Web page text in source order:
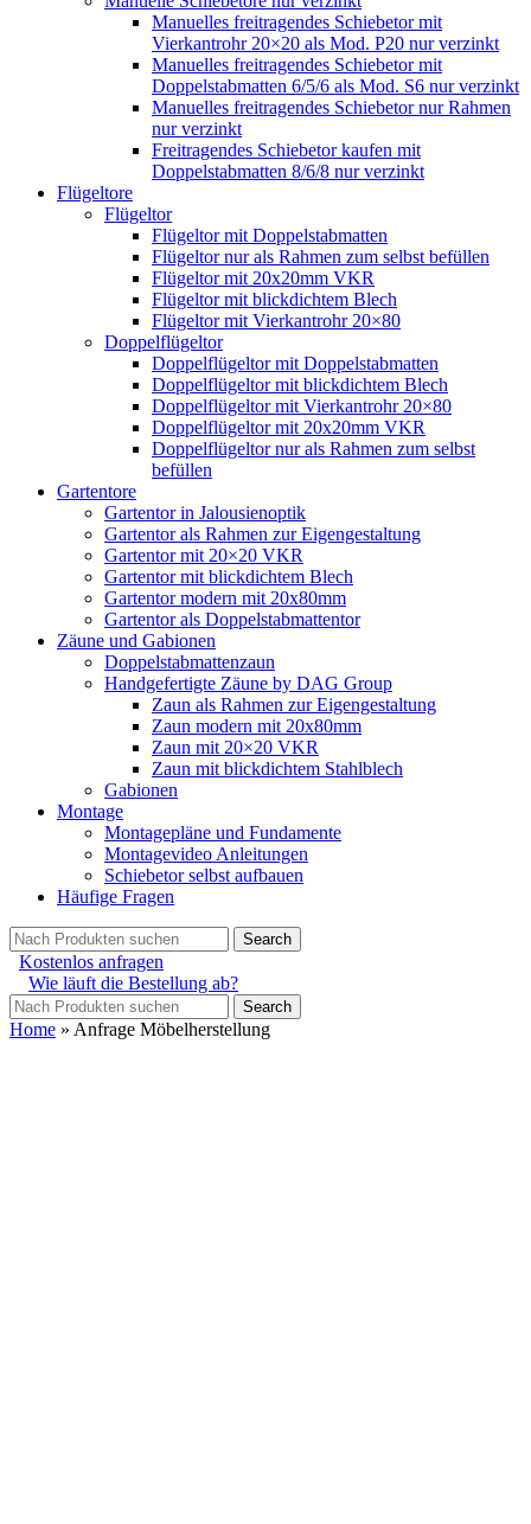
Manuelles freitragendes Schiebetor mit
Vierkantrohr 20×20 als Mod. P20 nur verzinkt
Manuelles freitragendes Schiebetor mit
Doppelstabmatten 6/5/6 als Mod. S6 nur verzinkt
Manuelles freitragendes Schiebetor nur Rahmen
nur verzinkt
Freitragendes Schiebetor kaufen mit
Doppelstabmatten 8/6/8 nur verzinkt
Flügeltore
Flügeltor
Flügeltor mit Doppelstabmatten
Flügeltor nur als Rahmen zum selbst befüllen
Flügeltor mit 20x20mm VKR
Flügeltor mit blickdichtem Blech
Flügeltor mit Vierkantrohr 20×80
Doppelflügeltor
Doppelflügeltor mit Doppelstabmatten
Doppelflügeltor mit blickdichtem Blech
Doppelflügeltor mit Vierkantrohr 20×80
Doppelflügeltor mit 20x20mm VKR
Doppelflügeltor nur als Rahmen zum selbst
befüllen
Gartentore
Gartentor in Jalousienoptik
Gartentor als Rahmen zur Eigengestaltung
Gartentor mit 20×20 VKR
Gartentor mit blickdichtem Blech
Gartentor modern mit 20x80mm
Gartentor als Doppelstabmattentor
Zäune und Gabionen
Doppelstabmattenzaun
Handgefertigte Zäune by DAG Group
Zaun als Rahmen zur Eigengestaltung
Zaun modern mit 20x80mm
Zaun mit 20×20 VKR
Zaun mit blickdichtem Stahlblech
Gabionen
Montage
Montagepläne und Fundamente
Montagevideo Anleitungen
Schiebetor selbst aufbauen
Häufige Fragen
Search
Kostenlos anfragen
Wie läuft die Bestellung ab?
Search
Home » Anfrage Möbelherstellung